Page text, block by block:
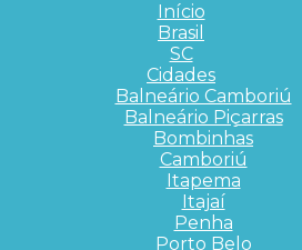
Início
Brasil
SC
Cidades
Balneário Camboriú
Balneário Piçarras
Bombinhas
Camboriú
Itapema
Itajaí
Penha
Porto Belo